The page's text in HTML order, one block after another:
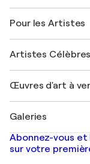
Offrir une carte
Rejoignez notre
Mon compte
+33 1 76 44 06 42
FAQ
Magazine Singulart
Emplois
Découvrez une
Pour les Artistes
Se connecter en
Artistes
Marc Chagall
Banksy
Mr. Brainwash
Shepard Fairey
Œuvres d'art à
Tableaux abstraits
Peintures de
Estampes
Galeries
Galeries d'art en
Galeries d'art en
Abonnez-vous et
sur votre